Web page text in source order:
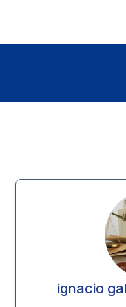
ignacio